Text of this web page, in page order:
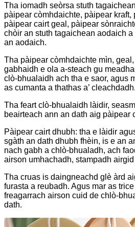
Tha iomadh seòrsa stuth
pàipear còmhdaichte, pàipear kraft,
pàipear cairt geal, pàipear
chòir an stuth tagaichean aodaich
an aodaich.
Tha pàipear còmhdaichte mìn,
gabhaidh e ola a-steach gu
clò-bhualaidh ach tha e saor, agus
as cumanta a thathas a’ cleachdadh.
Tha feart clò-bhualaidh làidir,
beairteach ann an dath aig pàipear
Pàipear cairt dhubh: tha e làidir
sgàth an dath dhubh fhèin, is e an
nach gabh a chlò-bhualadh, ach
airson umhachadh, stampadh
Tha cruas is daingneachd glè àrd
furasta a reubadh. Agus mar as
freagarrach airson cuid de chlò-
dath.